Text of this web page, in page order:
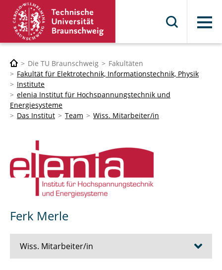
Menü
Die TU Braunschweig
Fakultäten
Fakultät für Elektrotechnik, Informationstechnik, Physik
Institute
elenia Institut für Hochspannungstechnik und
Energiesysteme
Das Institut
Team Wiss. Mitarbeiter/in
Ferk Merle
Wiss. Mitarbeiter/in